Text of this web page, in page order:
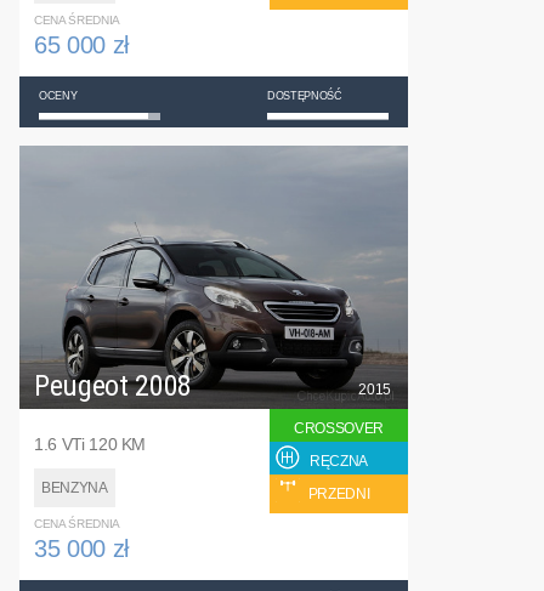
CENA ŚREDNIA
65 000 zł
OCENY DOSTĘPNOŚĆ
Peugeot 2008
1.6 VTi 120 KM
BENZYNA
2015
CROSSOVER
RĘCZNA
PRZEDNI
CENA ŚREDNIA
35 000 zł